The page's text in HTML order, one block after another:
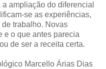
ampliação do diferencial
se as experiências,
trabalho. Novas
e o que antes parecia
de ser a receita certa.
Marcello Árias Dias